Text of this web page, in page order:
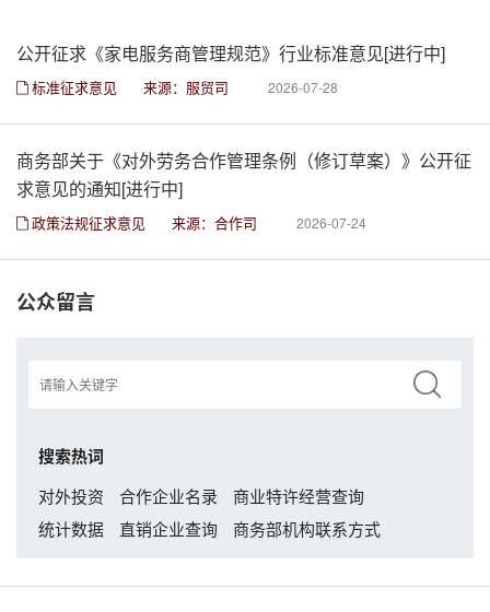
公开征求《家电服务商管理规范》行业标准意见[进行中]
标准征求意见 来源：服贸司 2026-07-28
商务部关于《对外劳务合作管理条例（修订草案）》公开征
求意见的通知[进行中]
政策法规征求意见 来源：合作司 2026-07-24
公众留言
搜索热词
对外投资 合作企业名录
商业特许经营查询
统计数据
直销企业查询 商务部机构联系方式